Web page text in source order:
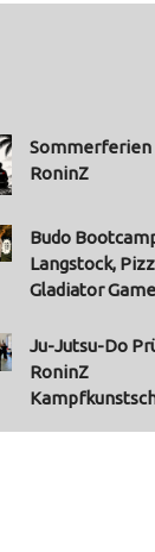
Sommerferien
RoninZ
Budo
Langstock,
Gladiator
Ju-Jutsu-Do
RoninZ